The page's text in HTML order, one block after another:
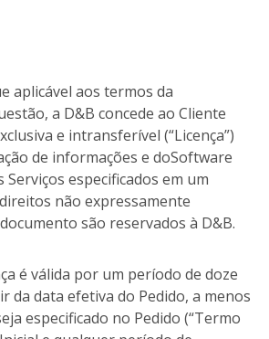
aos termos da
a D&B concede ao Cliente
e intransferível (“Licença”)
de informações e doSoftware
especificados em um
não expressamente
são reservados à D&B.
é válida por um período de doze
da data efetiva do Pedido, a menos
especificado no Pedido (“Termo